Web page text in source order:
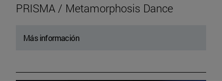
PRISMA / Metamorphosis Dance
Más información